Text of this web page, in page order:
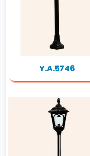
Y.A.5746